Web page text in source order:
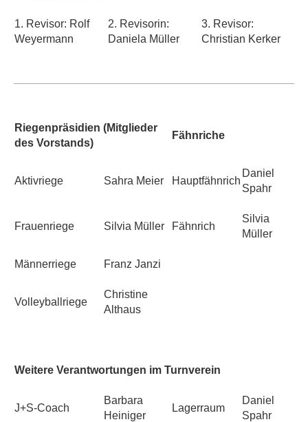
1. Revisor: Rolf
Weyermann
2. Revisorin:
Daniela Müller
3. Revisor:
Christian Kerker
Riegenpräsidien (Mitglieder
des Vorstands)
Fähnriche
Aktivriege Sahra Meier Hauptfähnrich
Daniel
Spahr
Frauenriege Silvia Müller Fähnrich
Silvia
Müller
Männerriege Franz Janzi
Volleyballriege
Christine
Althaus
Weitere Verantwortungen im Turnverein
J+S-Coach
Barbara
Heiniger
Lagerraum
Daniel
Spahr